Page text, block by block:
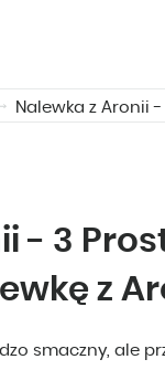
Nalewka z Aronii
- 3
z
smaczny, ale